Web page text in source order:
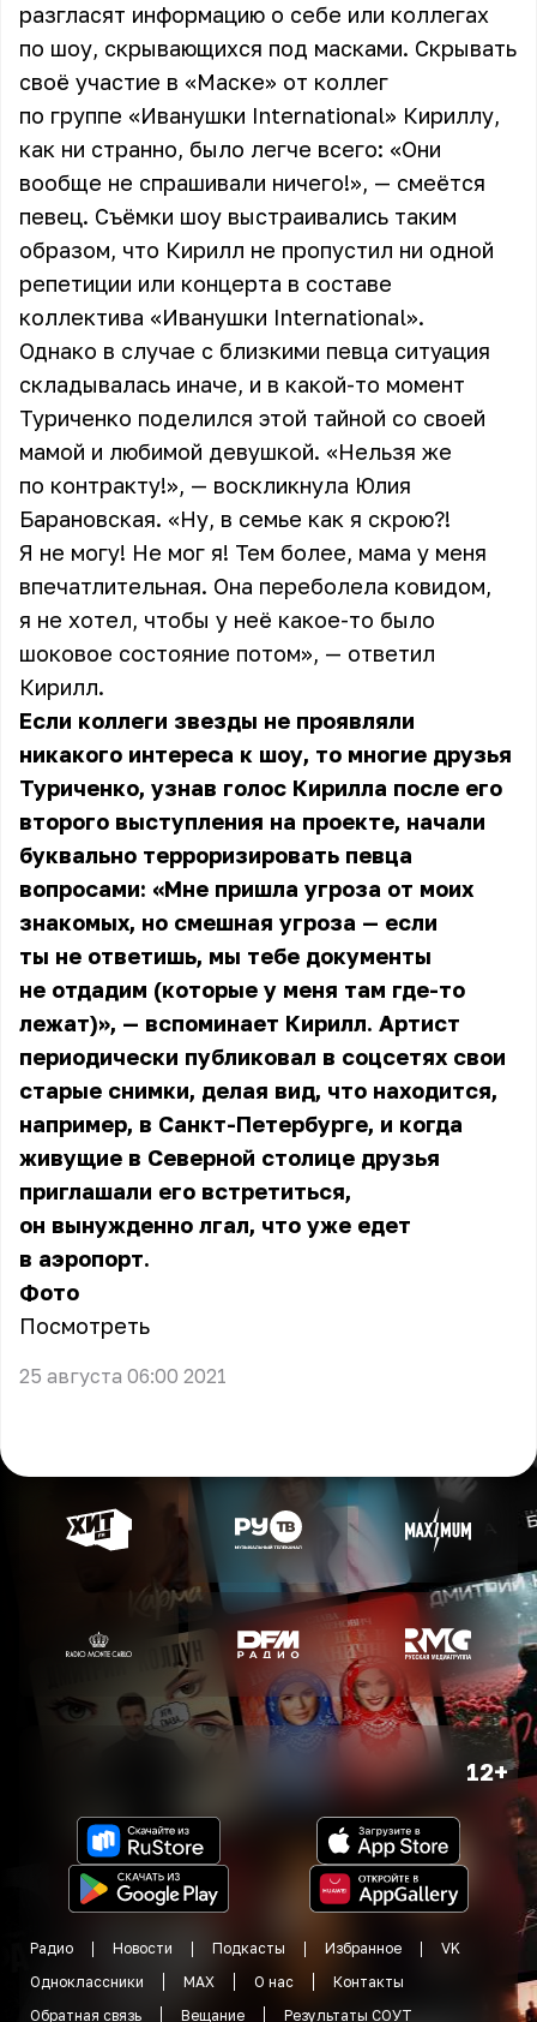
разгласят информацию о себе или коллегах
по шоу, скрывающихся под масками. Скрывать
своё участие в «Маске» от коллег
по группе «Иванушки International» Кириллу,
как ни странно, было легче всего: «Они
вообще не спрашивали ничего!», — смеётся
певец. Съёмки шоу выстраивались таким
образом, что Кирилл не пропустил ни одной
репетиции или концерта в составе
коллектива «Иванушки International».
Однако в случае с близкими певца ситуация
складывалась иначе, и в какой-то момент
Туриченко поделился этой тайной со своей
мамой и любимой девушкой. «Нельзя же
по контракту!», — воскликнула Юлия
Барановская. «Ну, в семье как я скрою?!
Я не могу! Не мог я! Тем более, мама у меня
впечатлительная. Она переболела ковидом,
я не хотел, чтобы у неё какое-то было
шоковое состояние потом», — ответил
Кирилл.
Если коллеги звезды не проявляли
никакого интереса к шоу, то многие друзья
Туриченко, узнав голос Кирилла после его
второго выступления на проекте, начали
буквально терроризировать певца
вопросами: «Мне пришла угроза от моих
знакомых, но смешная угроза — если
ты не ответишь, мы тебе документы
не отдадим (которые у меня там где-то
лежат)», — вспоминает Кирилл. Артист
периодически публиковал в соцсетях свои
старые снимки, делая вид, что находится,
например, в Санкт-Петербурге, и когда
живущие в Северной столице друзья
приглашали его встретиться,
он вынужденно лгал, что уже едет
в аэропорт.
Фото
Посмотреть
25 августа 06:00 2021
12+
Радио Новости Подкасты Избранное
VK
Одноклассники
MAX О нас
Контакты
Обратная связь
Вещание Результаты СОУТ